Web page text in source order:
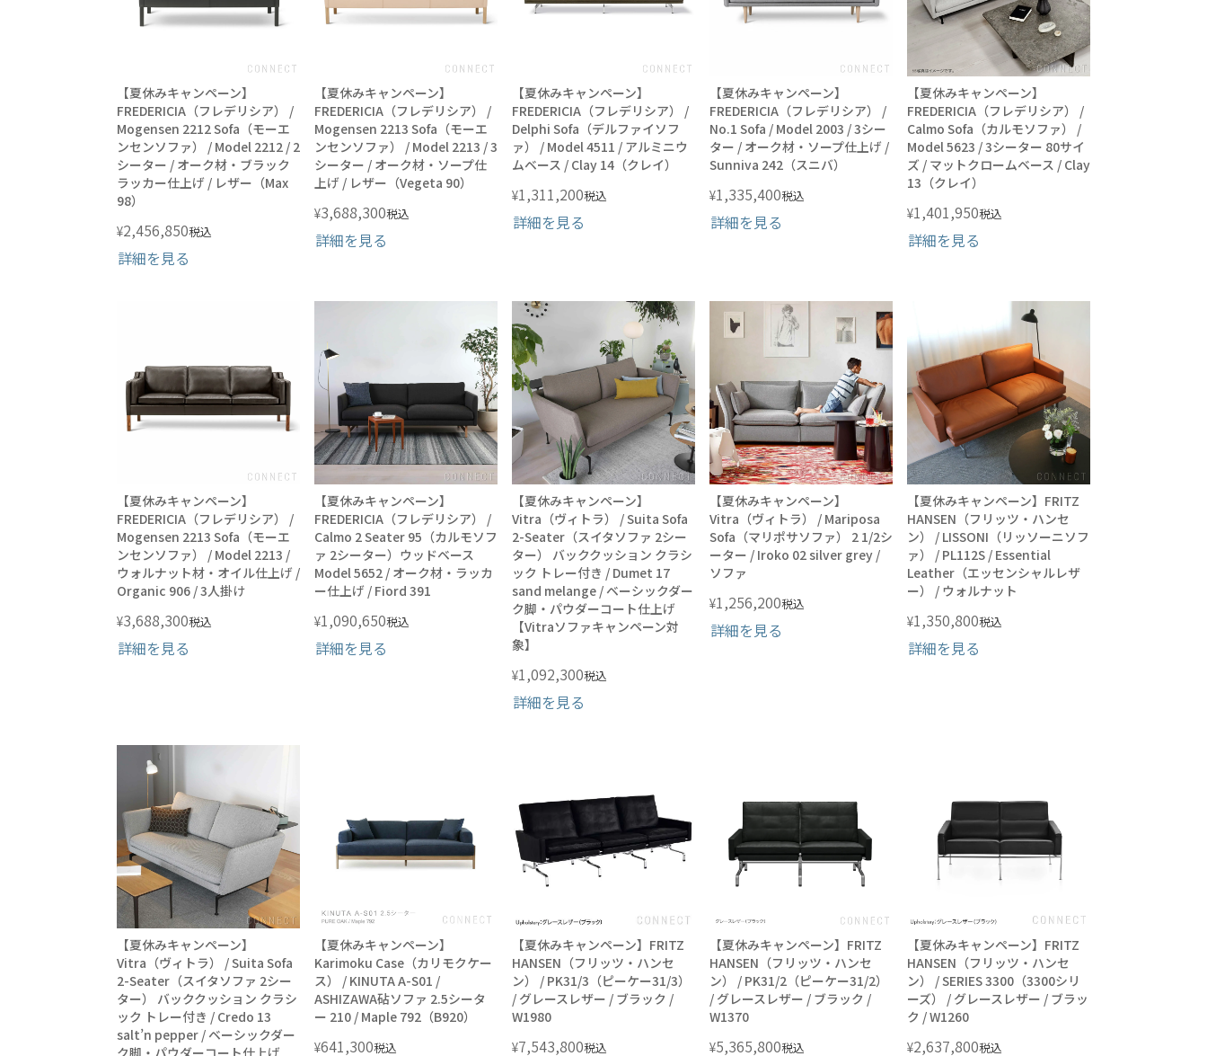
【夏休みキャンペーン】
FREDERICIA（フレデリシア） /
Mogensen 2212 Sofa（モーエ
ンセンソファ） / Model 2212 / 2
シーター / オーク材・ブラック
ラッカー仕上げ / レザー（Max
98）
¥2,456,850税込
詳細を見る
【夏休みキャンペーン】
FREDERICIA（フレデリシア） /
Mogensen 2213 Sofa（モーエ
ンセンソファ） / Model 2213 / 3
シーター / オーク材・ソープ仕
上げ / レザー（Vegeta 90）
¥3,688,300税込
詳細を見る
【夏休みキャンペーン】
FREDERICIA（フレデリシア） /
Delphi Sofa（デルファイソフ
ァ） / Model 4511 / アルミニウ
ムベース / Clay 14（クレイ）
¥1,311,200税込
詳細を見る
【夏休みキャンペーン】
FREDERICIA（フレデリシア） /
No.1 Sofa / Model 2003 / 3シー
ター / オーク材・ソープ仕上げ /
Sunniva 242（スニバ）
¥1,335,400税込
詳細を見る
【夏休みキャンペーン】
FREDERICIA（フレデリシア） /
Calmo Sofa（カルモソファ） /
Model 5623 / 3シーター 80サイ
ズ / マットクロームベース / Clay
13（クレイ）
¥1,401,950税込
詳細を見る
【夏休みキャンペーン】
FREDERICIA（フレデリシア） /
Mogensen 2213 Sofa（モーエ
ンセンソファ） / Model 2213 /
ウォルナット材・オイル仕上げ /
Organic 906 / 3人掛け
¥3,688,300税込
詳細を見る
【夏休みキャンペーン】
FREDERICIA（フレデリシア） /
Calmo 2 Seater 95（カルモソフ
ァ 2シーター）ウッドベース
Model 5652 / オーク材・ラッカ
ー仕上げ / Fiord 391
¥1,090,650税込
詳細を見る
【夏休みキャンペーン】
Vitra（ヴィトラ） / Suita Sofa
2-Seater（スイタソファ 2シー
ター） バッククッション クラシ
ック トレー付き / Dumet 17
sand melange / ベーシックダー
ク脚・パウダーコート仕上げ
【Vitraソファキャンペーン対
象】
¥1,092,300税込
詳細を見る
【夏休みキャンペーン】
Vitra（ヴィトラ） / Mariposa
Sofa（マリポサソファ） 2 1/2シ
ーター / Iroko 02 silver grey /
ソファ
¥1,256,200税込
詳細を見る
【夏休みキャンペーン】FRITZ
HANSEN（フリッツ・ハンセ
ン） / LISSONI（リッソーニソフ
ァ） / PL112S / Essential
Leather（エッセンシャルレザ
ー） / ウォルナット
¥1,350,800税込
詳細を見る
【夏休みキャンペーン】
Vitra（ヴィトラ） / Suita Sofa
2-Seater（スイタソファ 2シー
ター） バッククッション クラシ
ック トレー付き / Credo 13
salt’n pepper / ベーシックダー
【夏休みキャンペーン】
Karimoku Case（カリモクケー
ス） / KINUTA A-S01 /
ASHIZAWA砧ソファ 2.5シータ
ー 210 / Maple 792（B920）
¥641,300税込
【夏休みキャンペーン】FRITZ
HANSEN（フリッツ・ハンセ
ン） / PK31/3（ピーケー31/3）
/ グレースレザー / ブラック /
W1980
¥7,543,800税込
【夏休みキャンペーン】FRITZ
HANSEN（フリッツ・ハンセ
ン） / PK31/2（ピーケー31/2）
/ グレースレザー / ブラック /
W1370
¥5,365,800税込
【夏休みキャンペーン】FRITZ
HANSEN（フリッツ・ハンセ
ン） / SERIES 3300（3300シリ
ーズ） / グレースレザー / ブラッ
ク / W1260
¥2,637,800税込